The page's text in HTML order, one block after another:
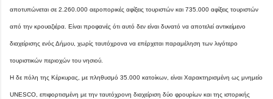
αποτυπώνεται σε 2.260.000 αεροπορικές αφίξεις τουριστών και 735.000 αφίξεις τουριστών
από την κρουαζιέρα. Είναι προφανές ότι αυτό δεν είναι δυνατό να αποτελεί αντικείμενο
διαχείρισης ενός Δήμου, χωρίς ταυτόχρονα να επέρχεται παραμέληση των λιγότερο
τουριστικών περιοχών του νησιού.
Η δε πόλη της Κέρκυρας, με πληθυσμό 35.000 κατοίκων, είναι Χαρακτηρισμένη ως μνημείο
UNESCO, επιφορτισμένη με την ταυτόχρονη διαχείριση δύο φρουρίων και της ιστορικής